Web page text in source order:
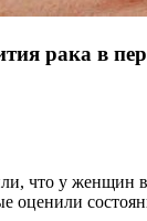
рака в
что у женщин в
оценили